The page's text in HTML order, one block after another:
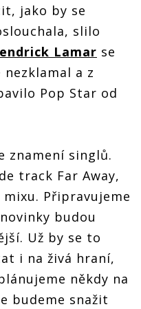
jako by se
slilo
Lamar se
a z
Pop Star od
znamení singlů.
track Far Away,
Připravujeme
budou
Už by se to
i na živá hraní,
někdy na
budeme snažit